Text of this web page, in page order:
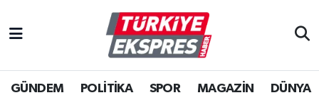
GÜNDEM POLİTİKA SPOR MAGAZİN DÜNYA
İstanbul Nöbetçi Eczaneler
İstanbul Hava Durumu